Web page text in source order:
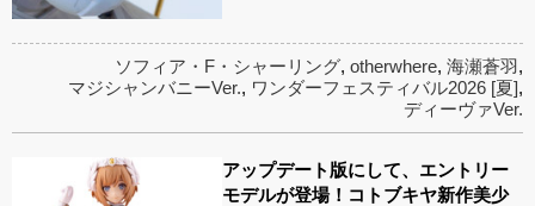
ソフィア・F・シャーリング, otherwhere, 海瀬蒼羽,
マジシャンバニーVer., ワンダーフェスティバル2026 [夏],
ディーヴァVer.
アップデート版にして、エントリー
モデルが登場！コトブキヤ新作美少